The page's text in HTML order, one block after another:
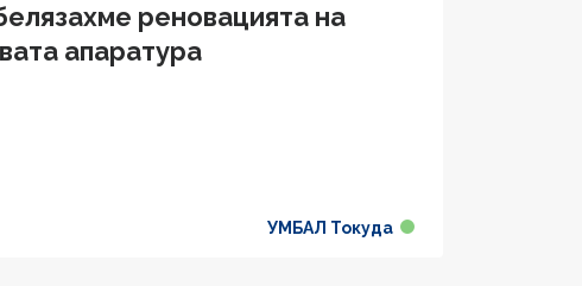
реновацията на
апаратура
УМБАЛ Токуда